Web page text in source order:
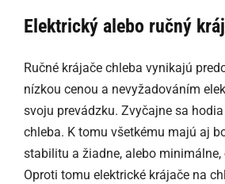
Elektrický alebo ručný
Ručné krájače chleba vynikajú
nízkou cenou a nevyžadováním
svoju prevádzku. Zvyčajne sa
chleba. K tomu všetkému majú aj
stabilitu a žiadne, alebo minimálne,
Oproti tomu elektrické krájače na